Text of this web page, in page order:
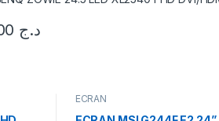
د.ج
ECRAN